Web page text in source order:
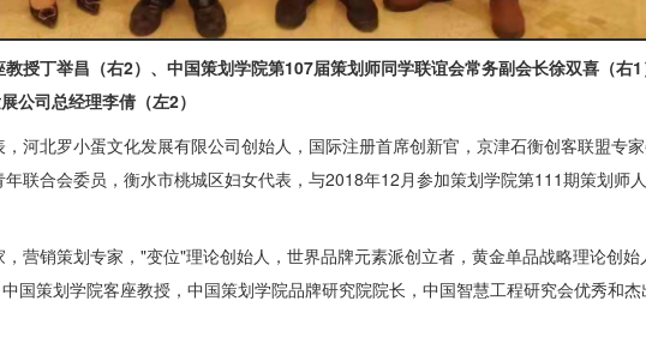
授丁举昌（右2）、中国策划学院第107届策划师同学联谊会常务副会长徐双喜（右
公司总经理李倩（左2）
北罗小蛋文化发展有限公司创始人，国际注册首席创新官，京津石衡创客联盟专
联合会委员，衡水市桃城区妇女代表，与2018年12月参加策划学院第111期策划师
销策划专家，"变位"理论创始人，世界品牌元素派创立者，黄金单品战略理论创始
国策划学院客座教授，中国策划学院品牌研究院院长，中国智慧工程研究会优秀和